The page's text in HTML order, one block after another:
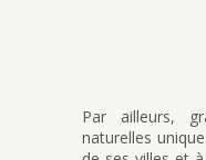
Par ailleurs,
naturelles